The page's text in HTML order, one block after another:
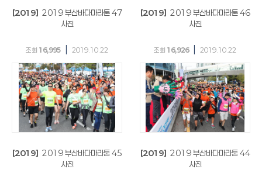
[2019] 2019 부산바다마라톤 47
사진
조회 16,995 2019.10.22
[2019] 2019 부산바다마라톤 46
사진
조회 16,926 2019.10.22
[2019] 2019 부산바다마라톤 45
사진
[2019] 2019 부산바다마라톤 44
사진